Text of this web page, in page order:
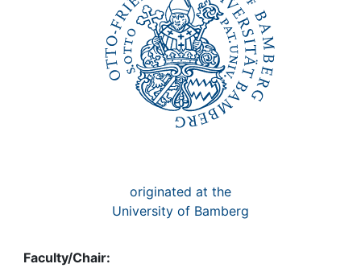
originated at the
University of Bamberg
Faculty/Chair: